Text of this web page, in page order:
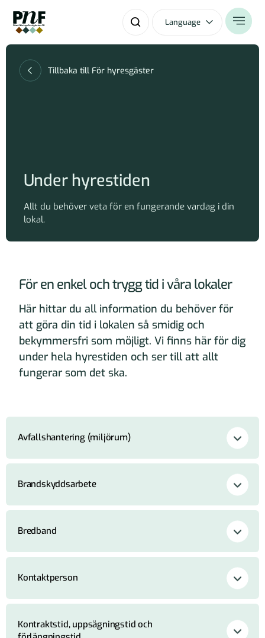
Language
Tillbaka till För hyresgäster
Under hyrestiden
Allt du behöver veta för en fungerande vardag i din
lokal.
För en enkel och trygg tid i våra lokaler
Här hittar du all information du behöver för
att göra din tid i lokalen så smidig och
bekymmersfri som möjligt. Vi finns här för dig
under hela hyrestiden och ser till att allt
fungerar som det ska.
Avfallshantering (miljörum)
Brandskyddsarbete
Bredband
Kontaktperson
Kontraktstid, uppsägningstid och